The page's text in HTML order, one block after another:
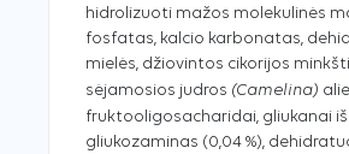
hidrolizuoti mažos molekulinės
fosfatas, kalcio karbonatas,
mielės, džiovintos cikorijos
sėjamosios judros (Camelina)
fruktooligosacharidai, gliukanai
gliukozaminas (0,04 %),